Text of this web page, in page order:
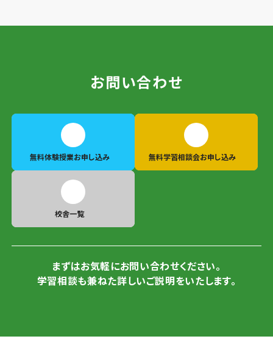
お問い合わせ
無料体験授業お申し込み 無料学習相談会お申し込み
校舎一覧
まずはお気軽にお問い合わせください。
学習相談も兼ねた詳しいご説明をいたします。